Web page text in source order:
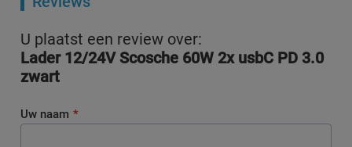
U plaatst een review over:
Lader 12/24V Scosche 60W 2x usbC PD 3.0
zwart
Uw naam